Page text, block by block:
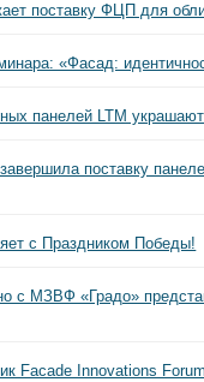
поставку ФЦП для
«Фасад:
панелей LTM
поставку
с Праздником Победы!
с МЗВФ «Градо»
Facade Innovations